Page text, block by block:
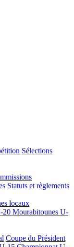
Sélections
Statuts et règlements
locaux
20 Mourabitounes U-
Coupe du Président